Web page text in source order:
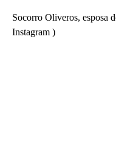
Socorro Oliveros, esposa
Instagram )